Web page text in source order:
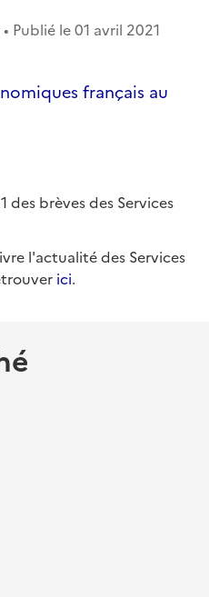
Publié le01 avril 2021
français au
brèves des Services
l'actualité des Services
ici.